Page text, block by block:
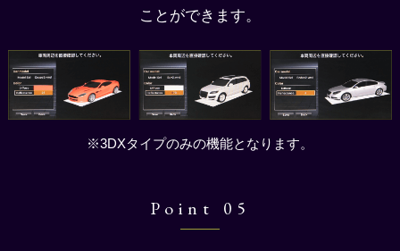
ことができます。
※3DXタイプのみの機能となります。
Point 05